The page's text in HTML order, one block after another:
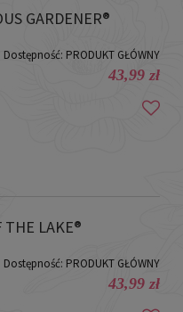
GARDENER®
Dostępność: PRODUKT GŁÓWNY
43,99 zł
THE LAKE®
Dostępność: PRODUKT GŁÓWNY
43,99 zł